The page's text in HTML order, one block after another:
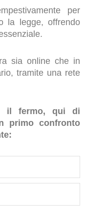
per
la legge, offrendo
sia online che in
tramite una rete
il fermo, qui di
primo confronto